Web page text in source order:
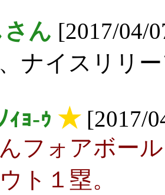
ん [2017/04/
ナイスリリ
ｮ-ｩ ★[2017/
フォアボー
ト１塁。